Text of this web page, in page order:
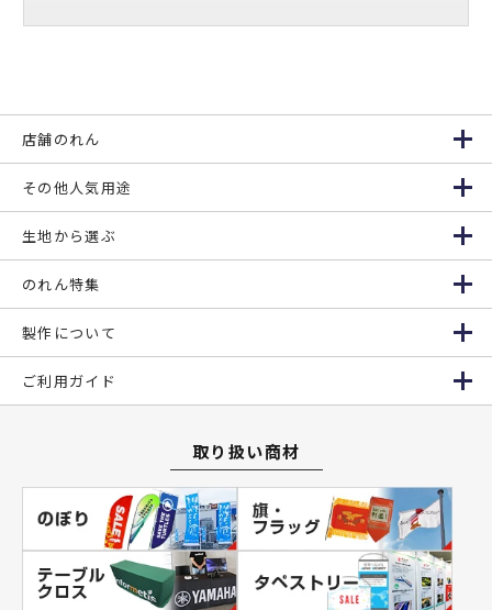
店舗のれん
その他人気用途
生地から選ぶ
のれん特集
製作について
ご利用ガイド
取り扱い商材